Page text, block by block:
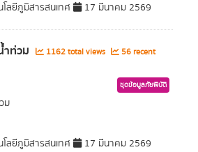
ลยีภูมิสารสนเทศ 17 มีนาคม 2569
ท่วม 1162 total views
56 recent
ชุดข้อมูลภัยพิบัติ
ม
ลยีภูมิสารสนเทศ 17 มีนาคม 2569